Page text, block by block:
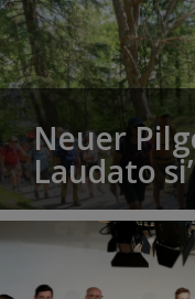
Neuer
Laudato si’